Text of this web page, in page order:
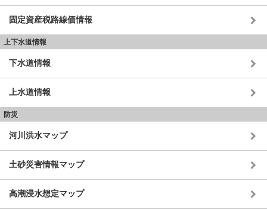
固定資産税路線価情報
上下水道情報
下水道情報
上水道情報
防災
河川洪水マップ
土砂災害情報マップ
高潮浸水想定マップ